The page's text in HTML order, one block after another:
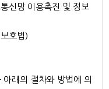
신망 이용촉진 및 정보
호법)
래의 절차와 방법에 의